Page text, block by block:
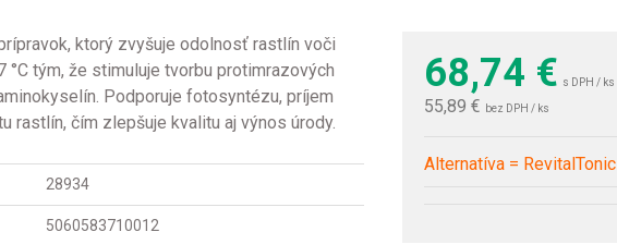
68,74 € s DPH / ks
55,89 € bez DPH / ks
Alternatíva = RevitalTonic
ktorý zvyšuje odolnosť rastlín voči
°C tým, že stimuluje tvorbu protimrazových
Podporuje fotosyntézu, príjem
rastlín, čím zlepšuje kvalitu aj výnos úrody.
28934
5060583710012